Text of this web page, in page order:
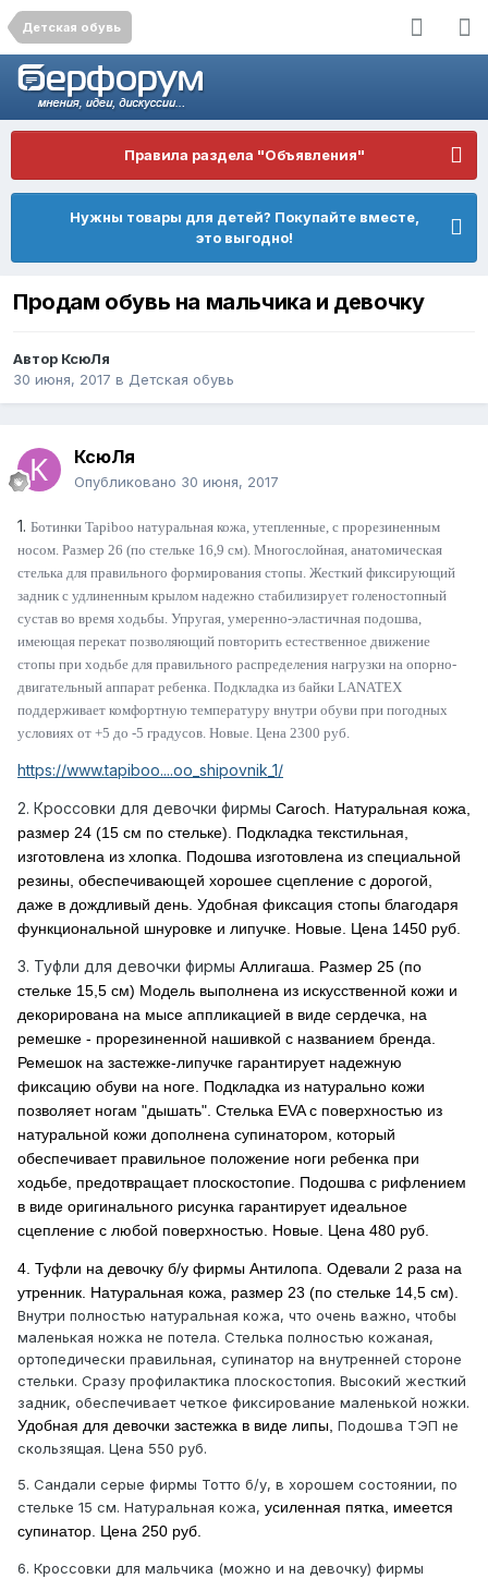
Детская обувь
Правила раздела "Объявления"
Нужны товары для детей? Покупайте вместе,
это выгодно!
Продам обувь на мальчика и девочку
Автор КсюЛя
30 июня, 2017 в Детская обувь
КсюЛя
Опубликовано 30 июня, 2017
1. Ботинки Tapiboo натуральная кожа, утепленные, с прорезиненным
носом. Размер 26 (по стельке 16,9 см). Многослойная, анатомическая
стелька для правильного формирования стопы. Жесткий фиксирующий
задник с удлиненным крылом надежно стабилизирует голеностопный
сустав во время ходьбы. Упругая, умеренно-эластичная подошва,
имеющая перекат позволяющий повторить естественное движение
стопы при ходьбе для правильного распределения нагрузки на опорно-
двигательный аппарат ребенка. Подкладка из байки LANATEX
поддерживает комфортную температуру внутри обуви при погодных
условиях от +5 до -5 градусов. Новые. Цена 2300 руб.
https://www.tapiboo....oo_shipovnik_1/
2. Кроссовки для девочки фирмы Caroch. Натуральная кожа,
размер 24 (15 см по стельке). Подкладка текстильная,
изготовлена из хлопка. Подошва изготовлена из специальной
резины, обеспечивающей хорошее сцепление с дорогой,
даже в дождливый день. Удобная фиксация стопы благодаря
функциональной шнуровке и липучке. Новые. Цена 1450 руб.
3. Туфли для девочки фирмы Аллигаша. Размер 25 (по
стельке 15,5 см) Модель выполнена из искусственной кожи и
декорирована на мысе аппликацией в виде сердечка, на
ремешке - прорезиненной нашивкой с названием бренда.
Ремешок на застежке-липучке гарантирует надежную
фиксацию обуви на ноге. Подкладка из натурально кожи
позволяет ногам "дышать". Стелька EVA с поверхностью из
натуральной кожи дополнена супинатором, который
обеспечивает правильное положение ноги ребенка при
ходьбе, предотвращает плоскостопие. Подошва с рифлением
в виде оригинального рисунка гарантирует идеальное
сцепление с любой поверхностью. Новые. Цена 480 руб.
4. Туфли на девочку б/у фирмы Антилопа. Одевали 2 раза на
утренник. Натуральная кожа, размер 23 (по стельке 14,5 см).
Внутри полностью натуральная кожа, что очень важно, чтобы
маленькая ножка не потела. Стелька полностью кожаная,
ортопедически правильная, супинатор на внутренней стороне
стельки. Сразу профилактика плоскостопия. Высокий жесткий
задник, обеспечивает четкое фиксирование маленькой ножки.
Удобная для девочки застежка в виде липы, Подошва ТЭП не
скользящая. Цена 550 руб.
5. Сандали серые фирмы Тотто б/у, в хорошем состоянии, по
стельке 15 см. Натуральная кожа, усиленная пятка, имеется
супинатор. Цена 250 руб.
6. Кроссовки для мальчика (можно и на девочку) фирмы